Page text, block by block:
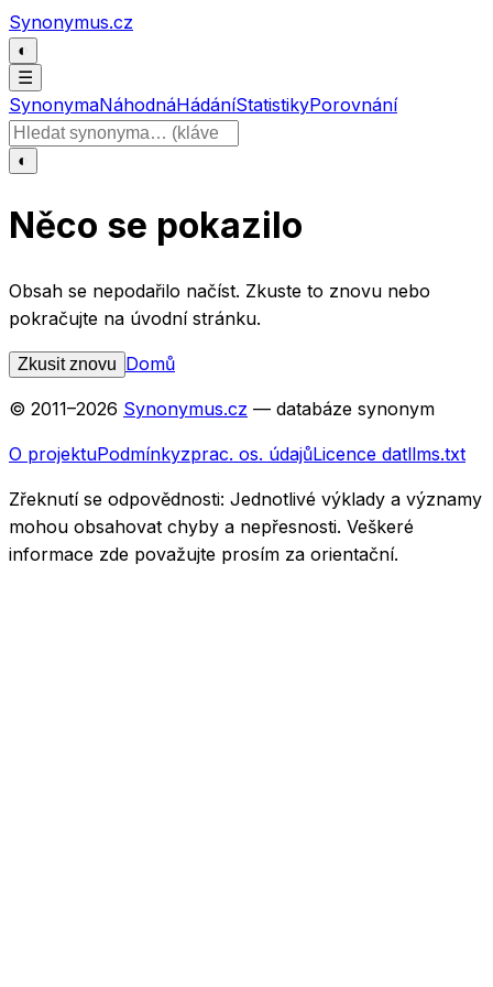
Přeskočit na obsah
Synonymus.cz
◐
☰
SynonymaNáhodnáHádáníStatistikyPorovnání
Hledat slovo
◐
Něco se pokazilo
Obsah se nepodařilo načíst. Zkuste to znovu nebo
pokračujte na úvodní stránku.
Zkusit znovu Domů
© 2011–2026 Synonymus.cz — databáze synonym
O projektuPodmínkyzprac. os. údajůLicence datllms.txt
Zřeknutí se odpovědnosti: Jednotlivé výklady a významy
mohou obsahovat chyby a nepřesnosti. Veškeré
informace zde považujte prosím za orientační.